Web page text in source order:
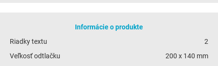
Informácie o produkte
Riadky textu
2
Veľkosť odtlačku
200 x 140 mm